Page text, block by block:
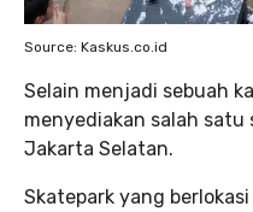
Source: Kaskus.co.id
Selain menjadi sebuah
menyediakan salah satu
Jakarta Selatan.
Skatepark yang